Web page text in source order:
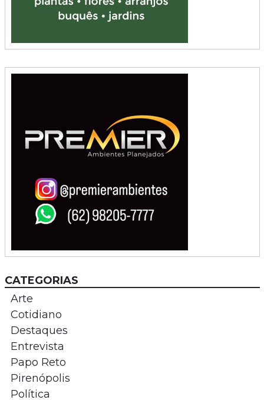
CATEGORIAS
Arte
Cotidiano
Destaques
Entrevista
Papo Reto
Pirenópolis
Política